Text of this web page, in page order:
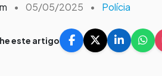
• 05/05/2025 • Polícia
este artigo